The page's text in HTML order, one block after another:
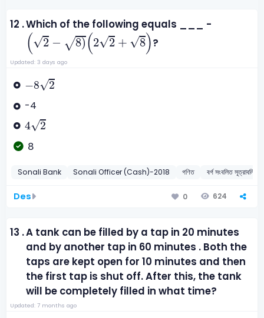
12 .Which of the following equals ___ -
(√2 − √8) (2√2 + √8)
(2-8) (2 2+8)
?
Updated: 3 days ago
−8√2
82
-4
4√2
4 2
8
Sonali Bank Sonali Officer (Cash)-2018 গণিত বর্গ সংবলিত সূত্রাবলি
Des 0 624
13 .A tank can be filled by a tap in 20 minutes
and by another tap in 60 minutes . Both the
taps are kept open for 10 minutes and then
the first tap is shut off. After this, the tank
will be completely filled in what time?
Updated: 7 months ago